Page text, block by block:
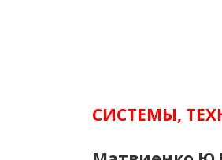
СИСТЕМЫ,